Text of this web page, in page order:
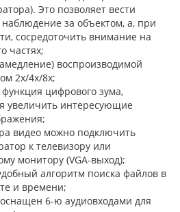
Это позволяет вести
наблюдение за объектом, а, при
сосредоточить внимание на
частях;
воспроизводимой
2х/4х/8х;
цифрового зума,
увеличить интересующие
видео можно подключить
к телевизору или
монитору (VGA-выход);
алгоритм поиска файлов в
и времени;
оснащен 6-ю аудиовходами для